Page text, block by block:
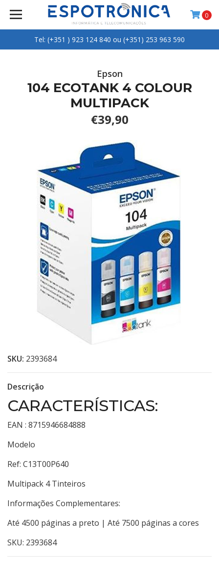
Tel: (+351 ) 923 124 840 ou (+351) 253 963 590
0
Epson
104 ECOTANK 4 COLOUR
MULTIPACK
€39,90
SKU: 2393684
Descrição
CARACTERÍSTICAS:
EAN : 8715946684888
Modelo
Ref: C13T00P640
Multipack 4 Tinteiros
Informações Complementares:
Até 4500 páginas a preto | Até 7500 páginas a cores
SKU: 2393684